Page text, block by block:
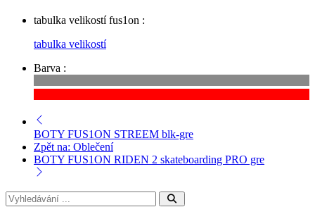
tabulka velikostí fus1on :
tabulka velikostí
Barva :
BOTY FUS1ON STREEM blk-gre
Zpět na: Oblečení
BOTY FUS1ON RIDEN 2 skateboarding PRO gre